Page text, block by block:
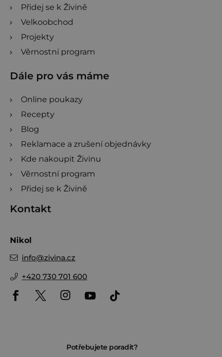
Přidej se k Živině
Velkoobchod
Projekty
Věrnostní program
Dále pro vás máme
Online poukazy
Recepty
Blog
Reklamace a zrušení objednávky
Kde nakoupit Živinu
Věrnostní program
Přidej se k Živině
Kontakt
Nikol
info@zivina.cz
+420 730 701 600
Potřebujete poradit?